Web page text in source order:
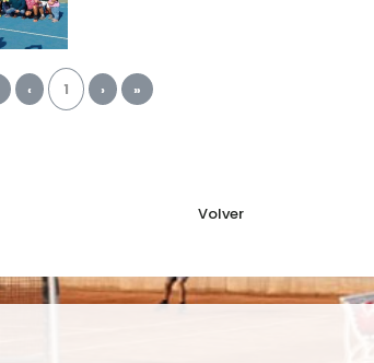
‹ 1 › »
Volver